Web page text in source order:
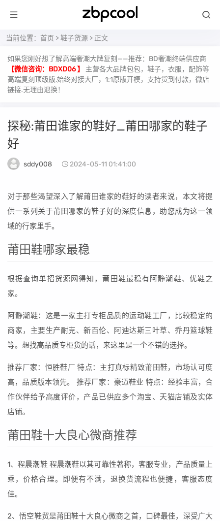
当前位置： 首页 >鞋子货源 > 正文
如果您刚好想了解高端奢潮大牌复刻——推荐：BD奢潮终端供应商
【微信咨询：BDXD06 】
主营各大品牌包包，鞋子，衣服，配饰等
高端复刻顶级版,始终对接大厂，1:1原版开模，支持货到付款，微店
链接.无理由退换！
探秘:莆田谁家的鞋好_莆田哪家的鞋子
好
sddy008 2024-05-11 01:41:00
对于那些渴望深入了解莆田谁家的鞋好的读者来说，本文将提
供一系列关于莆田哪家的鞋子好的深度信息，助您成为这一领
域的行家里手。
莆田鞋哪家最稳
根据查询单招货源网得知，莆田鞋最稳有阿静潮鞋、优鞋之
家。
阿静潮鞋：这是一家主打专柜品质的运动鞋工厂，比较稳定的
商家，主要生产耐克、新百伦、阿迪达斯三叶草、乔丹篮球鞋
等。想找高品质专柜货的话，来这里是一个不错的选择。
推荐厂家：恒胜鞋厂 特点：主打真标精致莆田鞋，市场认可度
高，品质版本领先。 推荐厂家：豪迈鞋业 特点：经验丰富，合
作伙伴给予高度评价，产品已供应多个淘宝、天猫店铺及实体
店铺。
莆田鞋十大良心微商推荐
1、程晨潮鞋 程晨潮鞋以其可靠性著称，客服专业，产品质量上
乘，价格合理。即便有不满，退换货流程也便捷，客服态度
佳。
2、悟空鞋贸是莆田鞋十大良心微商之首，口碑最佳，深受广大